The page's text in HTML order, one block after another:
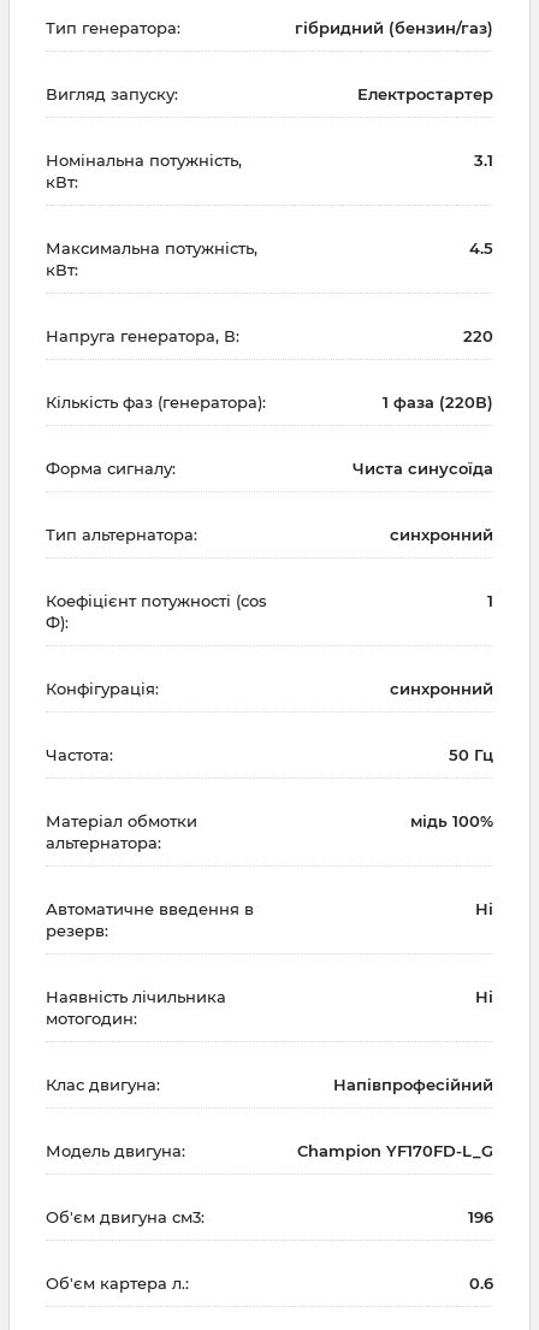
Тип генератора: гібридний (бензин/газ)
Вигляд запуску: Електростартер
Номінальна потужність,
кВт:
3.1
Максимальна потужність,
кВт:
4.5
Напруга генератора, В: 220
Кількість фаз (генератора): 1 фаза (220В)
Форма сигналу: Чиста синусоїда
Тип альтернатора: синхронний
Коефіцієнт потужності (cos
Ф):
1
Конфігурація: синхронний
Частота: 50 Гц
Матеріал обмотки
альтернатора:
мідь 100%
Автоматичне введення в
резерв:
Ні
Наявність лічильника
мотогодин:
Ні
Клас двигуна: Напівпрофесійний
Модель двигуна: Champion YF170FD-L_G
Об'єм двигуна см3: 196
Об'єм картера л.: 0.6